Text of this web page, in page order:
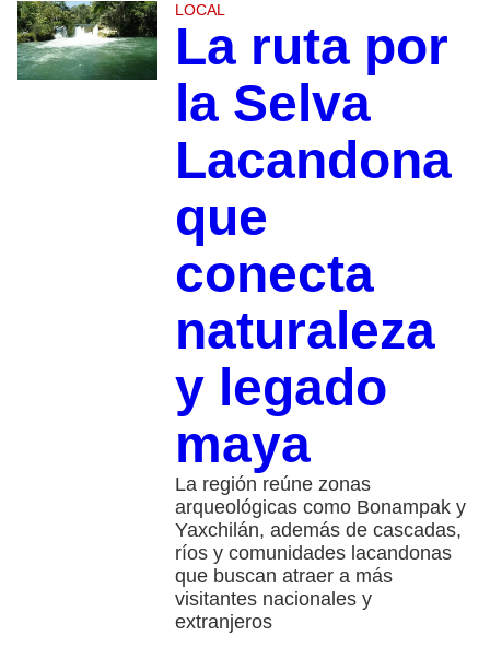
LOCAL
La ruta por
la Selva
Lacandona
que
conecta
naturaleza
y legado
maya
La región reúne zonas
arqueológicas como Bonampak y
Yaxchilán, además de cascadas,
ríos y comunidades lacandonas
que buscan atraer a más
visitantes nacionales y
extranjeros